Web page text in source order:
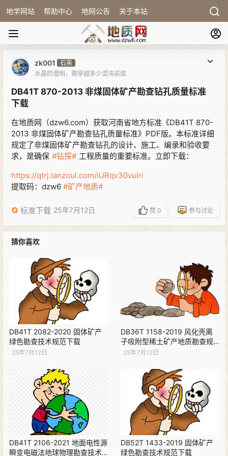
地学网站 帮助中心 地网公告 关于本站
zk001
石英
水晶的澄明，需穿越多少混沌岩层
DB41T 870-2013 非煤固体矿产勘查钻孔质量标准
下载
在地质网（dzw6.com）获取河南省地方标准《DB41T 870-
2013 非煤固体矿产勘查钻孔质量标准》PDF版。本标准详细
规定了非煤固体矿产勘查钻孔的设计、施工、编录和验收要
求，是确保 #钻探# 工程质量的重要标准。立即下载：
https://qtrj.lanzoul.com/iURqv30vulri
提取码：dzw6 #矿产地质#
标准下载 25年7月12日 赞 0 参与讨论
猜你喜欢
DB41T 2082-2020 固体矿产
绿色勘查技术规范下载
25年7月12日
DB36T 1158-2019 风化壳离
子吸附型稀土矿产地质勘查规
范下载
25年7月12日
DB41T 2106-2021 地面电性源
瞬变电磁法地球物理勘查技术
DB52T 1433-2019 固体矿产
绿色勘查技术规范下载